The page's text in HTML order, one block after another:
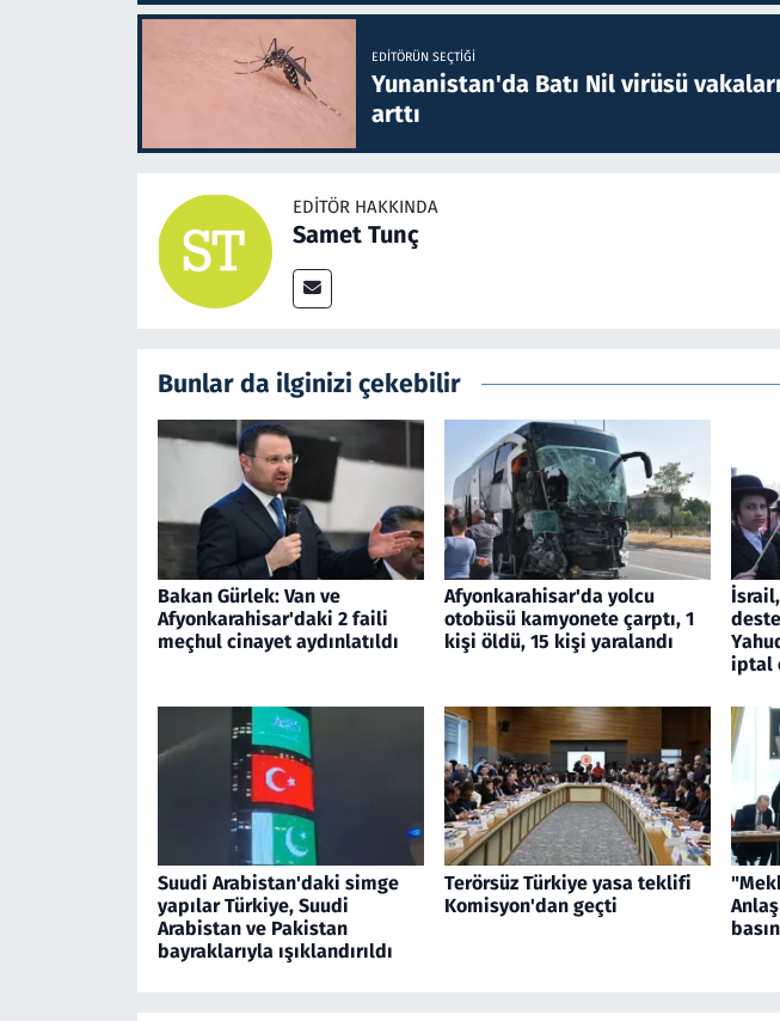
EDITÖRÜN SEÇTIĞI
Yunanistan'da Batı Nil virüsü
arttı
EDITÖR HAKKINDA
Samet Tunç
Bunlar da ilginizi çekebilir
Bakan Gürlek: Van ve
Afyonkarahisar'daki 2 faili
meçhul cinayet aydınlatıldı
Afyonkarahisar'da yolcu
otobüsü kamyonete çarptı, 1
kişi öldü, 15 kişi yaralandı
iptal
Suudi Arabistan'daki simge
yapılar Türkiye, Suudi
Arabistan ve Pakistan
bayraklarıyla ışıklandırıldı
Terörsüz Türkiye yasa teklifi
Komisyon'dan geçti